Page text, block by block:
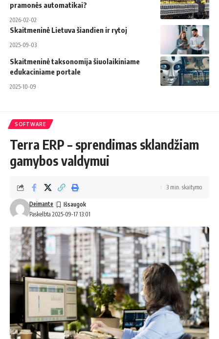
pramonės automatikai?
2026-02-02
Skaitmeninė Lietuva šiandien ir rytoj
2025-09-03
Skaitmeninė taksonomija šiuolaikiniame
edukaciniame portale
2025-10-09
SOFTWARE
Terra ERP – sprendimas sklandžiam
gamybos valdymui
Paskelbta 2025-09-17 13:01
Deimante
3 min. skaitymo